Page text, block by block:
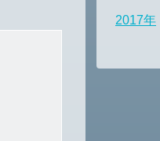
2017年